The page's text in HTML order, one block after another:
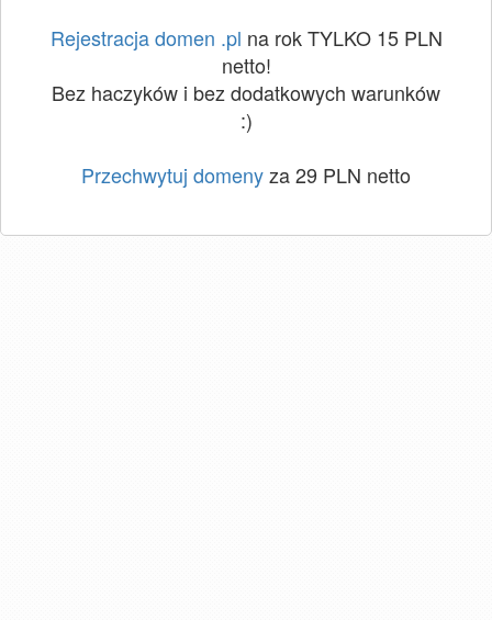
Rejestracja domen .pl na rok TYLKO 15 PLN
netto!
Bez haczyków i bez dodatkowych warunków
:)
Przechwytuj domenyza 29 PLN netto